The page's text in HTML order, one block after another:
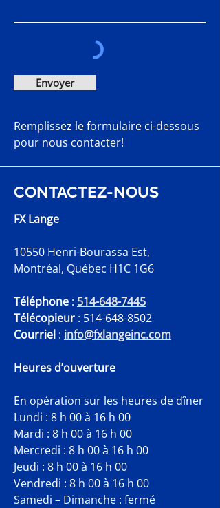
Envoyer
Remplissez le formulaire ci-dessous
pour nous contacter!
CONTACTEZ-NOUS
FX Lange
10550 Henri-Bourassa Est,
Montréal, Québec H1C 1G6
Téléphone : 514-648-7445
Télécopieur : 514-648-8502
Courriel : info@fxlangeinc.com
Heures d’ouverture
En opération sur les heures de dîner
Lundi : 8 h 00 à 16 h 00
Mardi : 8 h 00 à 16 h 00
Mercredi : 8 h 00 à 16 h 00
Jeudi : 8 h 00 à 16 h 00
Vendredi : 8 h 00 à 16 h 00
Samedi – Dimanche : fermé